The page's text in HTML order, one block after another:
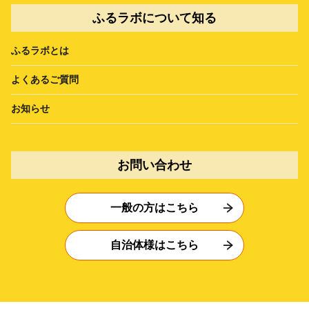
ふるラボについて知る
ふるラボとは
よくあるご質問
お知らせ
お問い合わせ
一般の方はこちら
自治体様はこちら